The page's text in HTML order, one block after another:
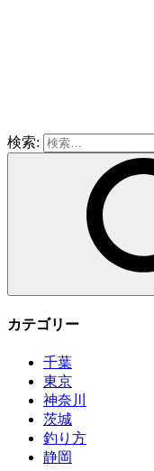
検索:
カテゴリー
千葉
東京
神奈川
茨城
釣り方
静岡